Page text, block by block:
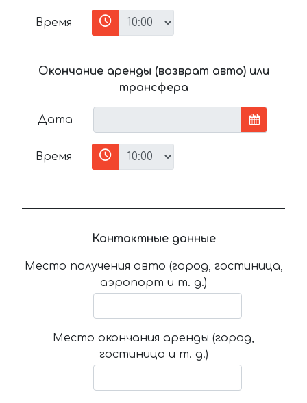
Время
Окончание аренды (возврат авто) или
трансфера
Дата
Время
Контактные данные
Место получения авто (город, гостиница,
аэропорт и т. д.)
Место окончания аренды (город,
гостиница и т. д.)